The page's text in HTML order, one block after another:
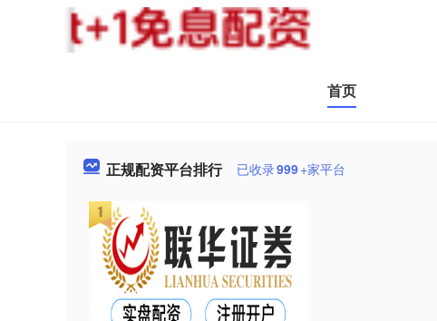
首页
正规配资平台排行 已收录999+家平台